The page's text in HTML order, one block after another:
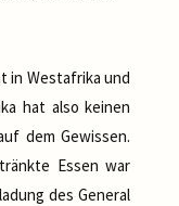
in Westafrika und
hat also keinen
dem Gewissen.
Essen war
des General